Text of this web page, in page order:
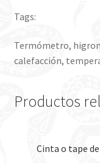
Tags:
Termómetro,
calefacción,
Productos
Cinta o tape